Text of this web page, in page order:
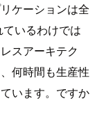
ケーションは全
いるわけでは
スアーキテク
何時間も生産性
います。ですか